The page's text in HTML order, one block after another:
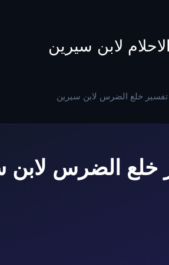
لابن سيرين
خلع الضرس لابن سيرين
خلع الضرس لابن